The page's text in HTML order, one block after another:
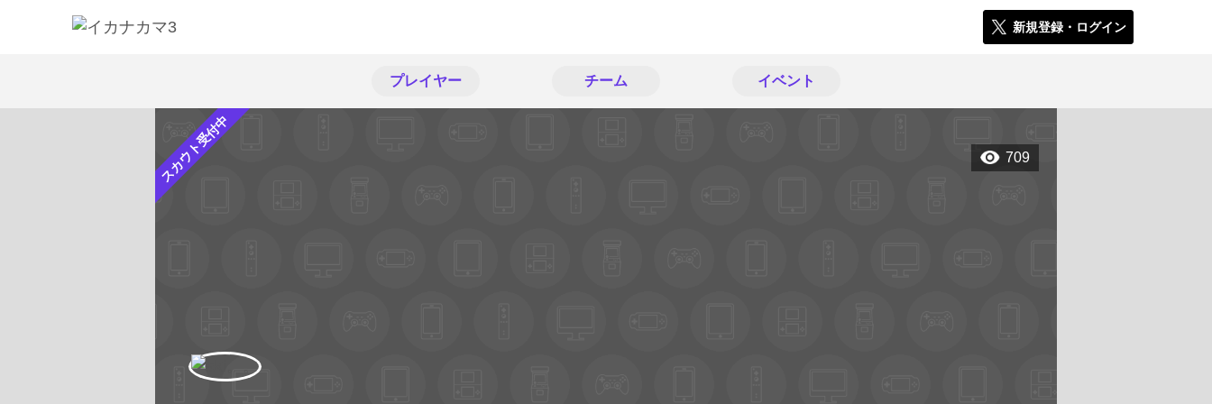
新規登録・ログイン
プレイヤー チーム イベント
スカウト受付中 709